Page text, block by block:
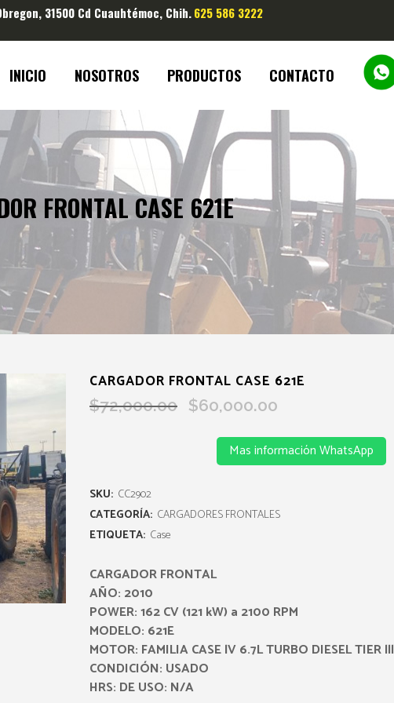
31500 Cd Cuauhtémoc, Chih. 625 586 3222
INICIO NOSOTROS PRODUCTOS CONTACTO
FRONTAL CASE 621E
CARGADOR FRONTAL CASE 621E
$72,000.00 Original
$72,000.00.
$60,000.00
is:
$60,000.00.
Mas información WhatsApp
SKU: CC2902
CATEGORÍA: CARGADORES FRONTALES
ETIQUETA: Case
CARGADOR FRONTAL
AÑO: 2010
POWER: 162 CV (121 kW) a 2100 RPM
MODELO: 621E
MOTOR: FAMILIA CASE lV 6.7L TURBO DIESEL TIER lll
CONDICIÓN: USADO
HRS: DE USO: N/A